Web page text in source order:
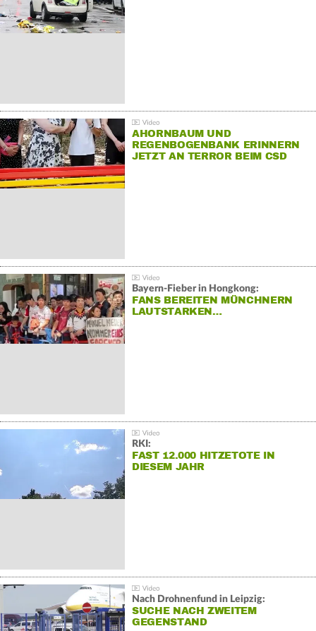
AHORNBAUM UND
REGENBOGENBANK ERINNERN
JETZT AN TERROR BEIM CSD
Bayern-Fieber in Hongkong:
FANS BEREITEN MÜNCHNERN
LAUTSTARKEN…
RKI:
FAST 12.000 HITZETOTE IN
DIESEM JAHR
Nach Drohnenfund in Leipzig:
SUCHE NACH ZWEITEM
GEGENSTAND